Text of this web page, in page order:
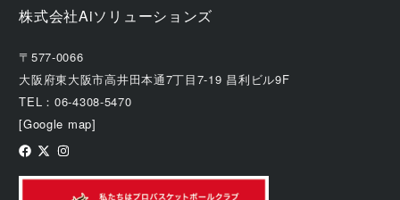
株式会社Aiソリューションズ
〒577-0066
大阪府東大阪市高井田本通7丁目7-19 昌利ビル9F
TEL：06-4308-5470
[Google map]